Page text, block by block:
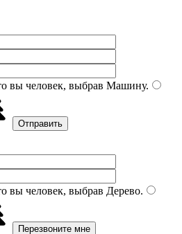
вы человек, выбрав Машину.
вы человек, выбрав Дерево.